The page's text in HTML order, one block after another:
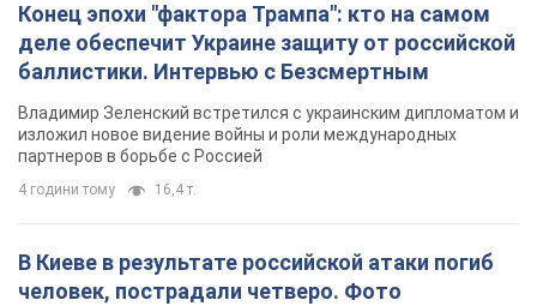
Конец эпохи "фактора Трампа": кто на самом
деле обеспечит Украине защиту от российской
баллистики. Интервью с Безсмертным
Владимир Зеленский встретился с украинским дипломатом и
изложил новое видение войны и роли международных
партнеров в борьбе с Россией
4 години тому 16,4 т.
В Киеве в результате российской атаки погиб
человек, пострадали четверо. Фото